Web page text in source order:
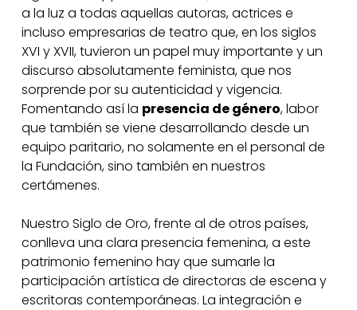
a la luz a todas aquellas autoras, actrices e
incluso empresarias de teatro que, en los siglos
XVI y XVII, tuvieron un papel muy importante y un
discurso absolutamente feminista, que nos
sorprende por su autenticidad y vigencia.
Fomentando así la presencia de género, labor
que también se viene desarrollando desde un
equipo paritario, no solamente en el personal de
la Fundación, sino también en nuestros
certámenes.
Nuestro Siglo de Oro, frente al de otros países,
conlleva una clara presencia femenina, a este
patrimonio femenino hay que sumarle la
participación artística de directoras de escena y
escritoras contemporáneas. La integración e